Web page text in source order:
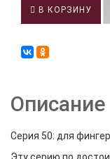
В КОРЗИНУ
Описание
Серия 50: для